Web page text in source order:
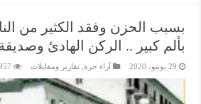
بسبب الحزن وفقد الكثير من
بألم كبير .. الركن الهادئ
29 يونيو، 2020 آراء حرة ,تقارير ومقابلات